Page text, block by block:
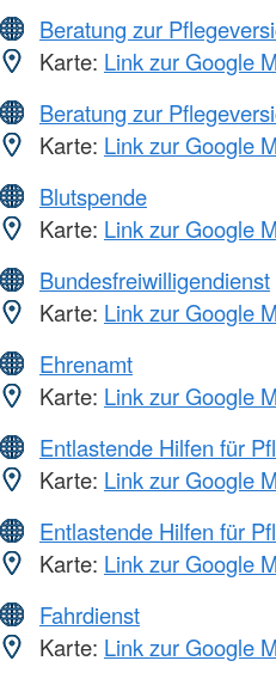
Beratung zur
Karte: Link zur Google
Beratung zur
Karte: Link zur Google
Blutspende
Karte: Link zur Google
Bundesfreiwilligendienst
Karte: Link zur Google
Ehrenamt
Karte: Link zur Google
Entlastende Hilfen für
Karte: Link zur Google
Entlastende Hilfen für
Karte: Link zur Google
Fahrdienst
Karte: Link zur Google